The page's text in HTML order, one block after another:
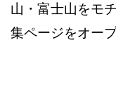
山・富士山をモ
集ページをオー